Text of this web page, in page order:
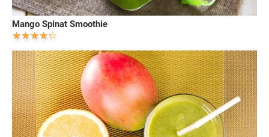
Mango Spinat Smoothie